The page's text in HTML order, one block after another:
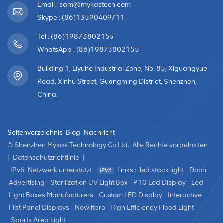
Hintergrund eines Bankettsaals wünschen, messen Sie
den Abstand zwischen der Installationsposition und dem
eine Vollfarbe auszuwählen Elektronische LED-
AnzeigeBerücksichtigen Sie verschiedene Faktoren wie
Anforderungen an die Inhaltswiedergabe, den
Betrachtungsabstand und das Budget. Im
Zusammenhang mit Vollfarbige LED-Anzeigen:• Der
Pixelabstand und bezieht sich auf den Abstand zwischen
zwei benachbarten Pixeln. Ein kleinerer Pixelabstand (z. B.
P4 beträgt 4 mm, P10 beträgt 10 mm) weist auf eine
höhere Auflösung und Klarheit hin; Daher sind kleinere
Stellplätze mit einem höheren Preis
verbunden.Pixeldichte: Unterschiedliche Pixelabstände
führen zu unterschiedlichen Pixeldichten pro
Quadratmeter. Beispielsweise bietet P3 111.111 Pixel
pro Quadratmeter, P4 62.500, P5 40.000, P6 27.777,
Email : sam@mykastech.com
Skype : (86)13590409711
Tel : (86)19873802155
WhatsApp : (86)19873802155
Building 1, Liyuhe Industrial Zone, No. 85, Xiguangyue
Road, Xinhu Street, Guangming District, Shenzhen,
China.
Seitenverzeichnis Blog Nachricht
© Shenzhen Mykas Technology Co.Ltd.. Alle Rechte vorbehalten .
Datenschutzrichtlinie
IPv6-Netzwerk unterstützt
Links : led stack light
Dooh
Advertising
Sterilization UV Light Box P10 Led Display
Led
Light Boxes Manufacturers
Custom LED Display
Interactive
Flat Panel Displays
Nowlitpro
High Efficiency Flood Light
Sports Area Light